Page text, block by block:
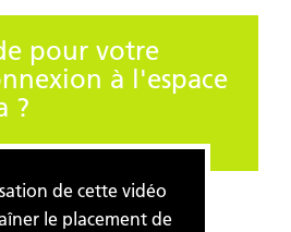
pour votre
à l'espace
?
de cette vidéo
le placement de